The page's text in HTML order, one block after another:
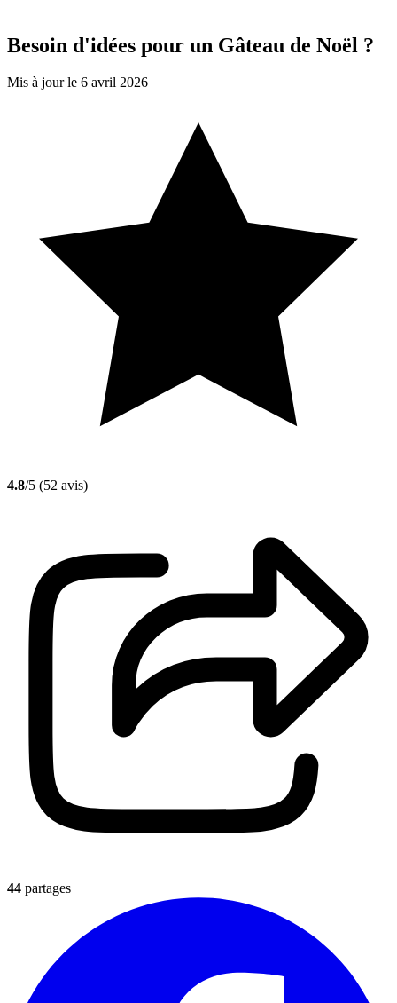
Besoin d'idées pour un Gâteau de Noël ?
Mis à jour le 6 avril 2026
4.8/5 (52 avis)
44 partages